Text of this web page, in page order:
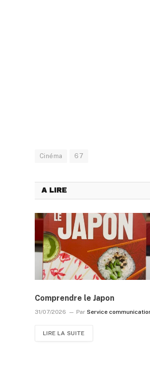
Cinéma 67
A LIRE
Comprendre le Japon
31/07/2026 Par Service
LIRE LA SUITE